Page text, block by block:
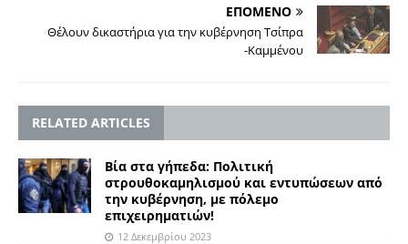
ΕΠΟΜΕΝΟ
Θέλουν δικαστήρια για την κυβέρνηση Τσίπρα
-Καμμένου
RELATED ARTICLES
Βία στα γήπεδα: Πολιτική
στρουθοκαμηλισμού και εντυπώσεων από
την κυβέρνηση, με πόλεμο
επιχειρηματιών!
12 Δεκεμβρίου 2023